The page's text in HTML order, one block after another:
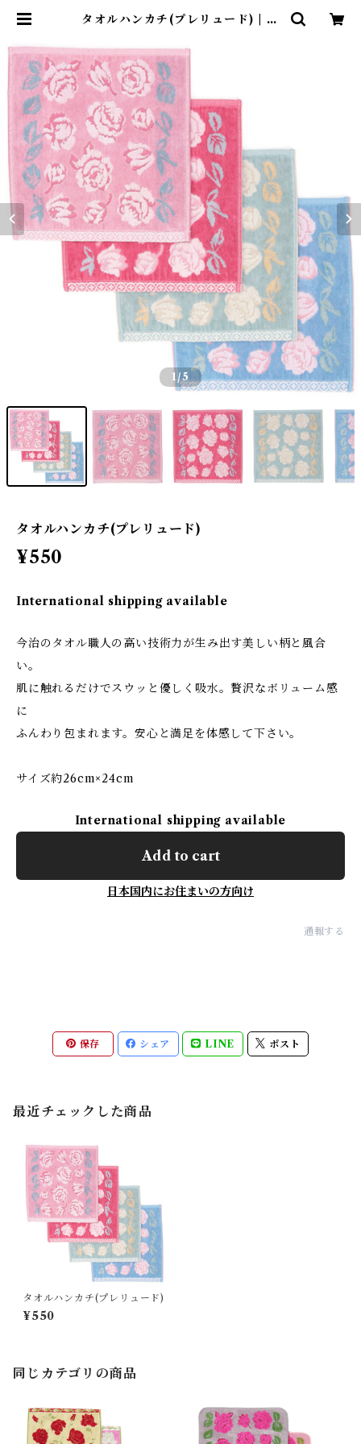
タオルハンカチ(プレリュード) | 伊
1/5
タオルハンカチ(プレリュード)
¥550
International shipping available
今治のタオル職人の高い技術力が生み出す美しい柄と風合
い。
肌に触れるだけでスウッと優しく吸水。贅沢なボリューム感
に
ふんわり包まれます。安心と満足を体感して下さい。
サイズ約26cm×24cm
International shipping available
Add to cart
日本国内にお住まいの方向け
通報する
保存 シェア LINE ポスト
最近チェックした商品
タオルハンカチ(プレリュード)
¥550
同じカテゴリの商品